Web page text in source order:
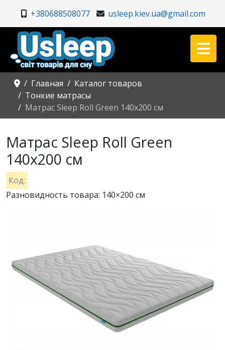
+380688508077 usleep.kiev.ua@gmail.com
Главная
Каталог товаров
Тонкие матрасы
Матрас Sleep Roll Green 140x200 см
Матрас Sleep Roll Green
140x200 см
Код:
Разновидность товара: 140×200 см